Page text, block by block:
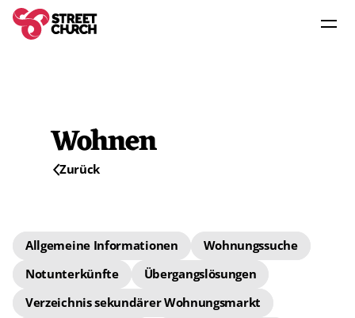
Dienstleistungen
Organisation
Wohnen
Zurück
Allgemeine Informationen
Wohnungssuche
Notunterkünfte
Übergangslösungen
Verzeichnis sekundärer Wohnungsmarkt